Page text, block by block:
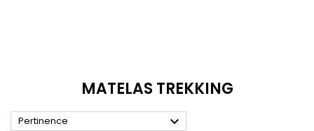
MATELAS TREKKING
Pertinence 